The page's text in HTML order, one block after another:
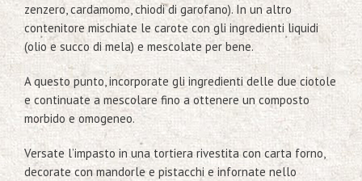
zenzero, cardamomo, chiodi di garofano). In un altro
contenitore mischiate le carote con gli ingredienti liquidi
(olio e succo di mela) e mescolate per bene.
A questo punto, incorporate gli ingredienti delle due ciotole
e continuate a mescolare fino a ottenere un composto
morbido e omogeneo.
Versate l’impasto in una tortiera rivestita con carta forno,
decorate con mandorle e pistacchi e infornate nello